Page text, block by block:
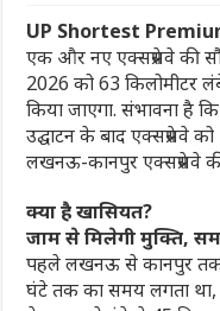
UP Shortest
एक और नए एक्सप्रेसवे की
2026 को 63 किलोमीटर
किया जाएगा. संभावना है कि
उद्घाटन के बाद एक्सप्रेसवे
लखनऊ-कानपुर एक्सप्रेसवे
क्या है खासियत?
जाम से मिलेगी मुक्ति,
पहले लखनऊ से कानपुर
घंटे तक का समय लगता